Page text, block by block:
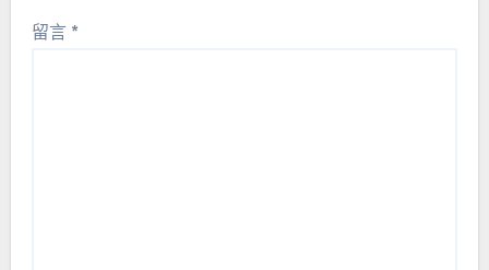
留言 *